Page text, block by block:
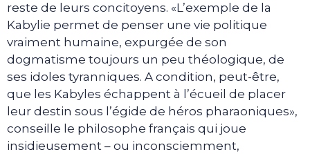
reste de leurs concitoyens. «L’exemple de la
Kabylie permet de penser une vie politique
vraiment humaine, expurgée de son
dogmatisme toujours un peu théologique, de
ses idoles tyranniques. A condition, peut-être,
que les Kabyles échappent à l’écueil de placer
leur destin sous l’égide de héros pharaoniques»,
conseille le philosophe français qui joue
insidieusement – ou inconsciemment,